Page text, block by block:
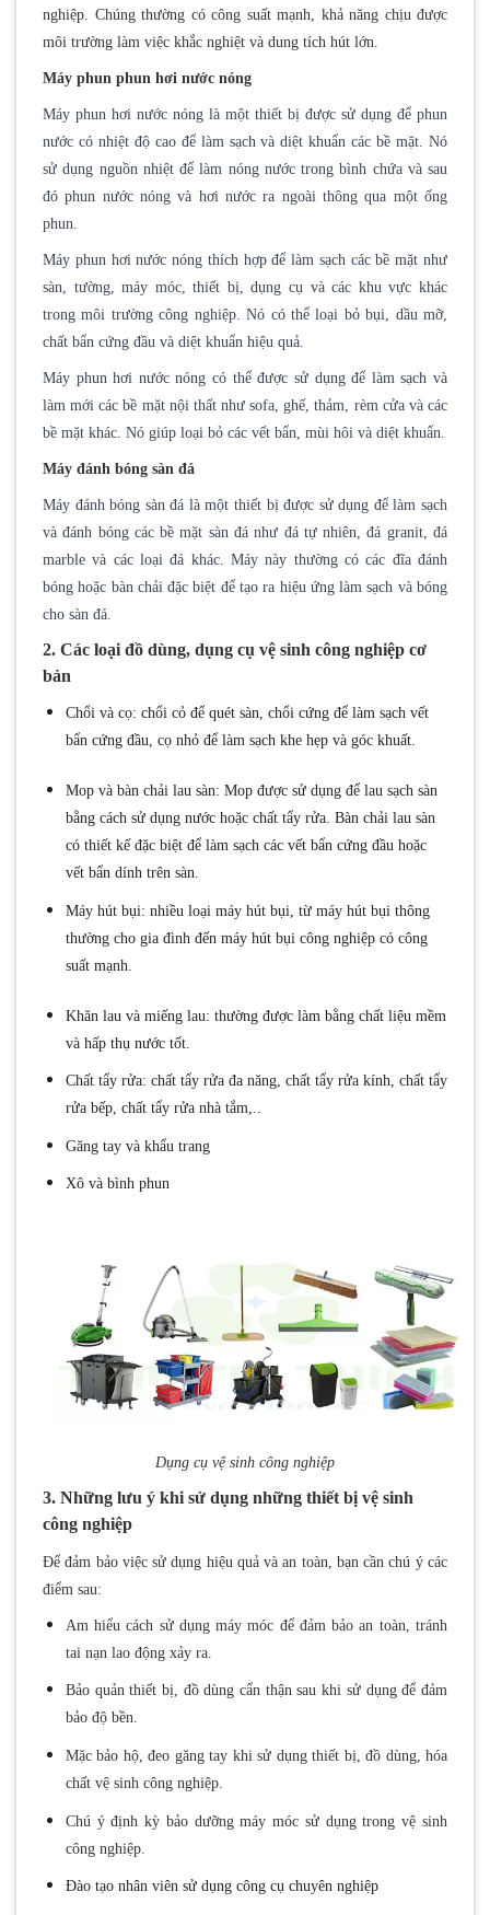
nghiệp. Chúng thường có công suất mạnh, khả năng chịu được
môi trường làm việc khắc nghiệt và dung tích hút lớn.
Máy phun phun hơi nước nóng
Máy phun hơi nước nóng là một thiết bị được sử dụng để phun
nước có nhiệt độ cao để làm sạch và diệt khuẩn các bề mặt. Nó
sử dụng nguồn nhiệt để làm nóng nước trong bình chứa và sau
đó phun nước nóng và hơi nước ra ngoài thông qua một ống
phun.
Máy phun hơi nước nóng thích hợp để làm sạch các bề mặt như
sàn, tường, máy móc, thiết bị, dụng cụ và các khu vực khác
trong môi trường công nghiệp. Nó có thể loại bỏ bụi, dầu mỡ,
chất bẩn cứng đầu và diệt khuẩn hiệu quả.
Máy phun hơi nước nóng có thể được sử dụng để làm sạch và
làm mới các bề mặt nội thất như sofa, ghế, thảm, rèm cửa và các
bề mặt khác. Nó giúp loại bỏ các vết bẩn, mùi hôi và diệt khuẩn.
Máy đánh bóng sàn đá
Máy đánh bóng sàn đá là một thiết bị được sử dụng để làm sạch
và đánh bóng các bề mặt sàn đá như đá tự nhiên, đá granit, đá
marble và các loại đá khác. Máy này thường có các đĩa đánh
bóng hoặc bàn chải đặc biệt để tạo ra hiệu ứng làm sạch và bóng
cho sàn đá.
2. Các loại đồ dùng, dụng cụ vệ sinh công nghiệp cơ
bản
Chổi và cọ: chổi cỏ để quét sàn, chổi cứng để làm sạch vết
bẩn cứng đầu, cọ nhỏ để làm sạch khe hẹp và góc khuất.
Mop và bàn chải lau sàn: Mop được sử dụng để lau sạch sàn
bằng cách sử dụng nước hoặc chất tẩy rửa. Bàn chải lau sàn
có thiết kế đặc biệt để làm sạch các vết bẩn cứng đầu hoặc
vết bẩn dính trên sàn.
Máy hút bụi: nhiều loại máy hút bụi, từ máy hút bụi thông
thường cho gia đình đến máy hút bụi công nghiệp có công
suất mạnh.
Khăn lau và miếng lau: thường được làm bằng chất liệu mềm
và hấp thụ nước tốt.
Chất tẩy rửa: chất tẩy rửa đa năng, chất tẩy rửa kính, chất tẩy
rửa bếp, chất tẩy rửa nhà tắm,..
Găng tay và khẩu trang
Xô và bình phun
Dụng cụ vệ sinh công nghiệp
3. Những lưu ý khi sử dụng những thiết bị vệ sinh
công nghiệp
Để đảm bảo việc sử dụng hiệu quả và an toàn, bạn cần chú ý các
điểm sau:
Am hiểu cách sử dụng máy móc để đảm bảo an toàn, tránh
tai nạn lao động xảy ra.
Bảo quản thiết bị, đồ dùng cẩn thận sau khi sử dụng để đảm
bảo độ bền.
Mặc bảo hộ, đeo găng tay khi sử dụng thiết bị, đồ dùng, hóa
chất vệ sinh công nghiệp.
Chú ý định kỳ bảo dưỡng máy móc sử dụng trong vệ sinh
công nghiệp.
Đào tạo nhân viên sử dụng công cụ chuyên nghiệp